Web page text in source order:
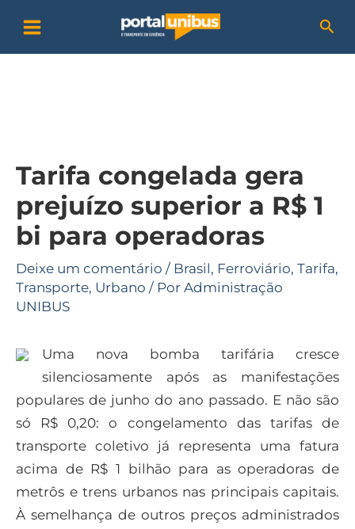
para
o
Tarifa congelada gera
prejuízo superior a R$ 1
bi para operadoras
Deixe um comentário / Brasil, Ferroviário, Tarifa,
Transporte, Urbano / Por Administração
UNIBUS
Uma nova bomba tarifária cresce
silenciosamente após as manifestações
populares de junho do ano passado. E não são
só R$ 0,20: o congelamento das tarifas de
transporte coletivo já representa uma fatura
acima de R$ 1 bilhão para as operadoras de
metrôs e trens urbanos nas principais capitais.
À semelhança de outros preços administrados
s
a
r